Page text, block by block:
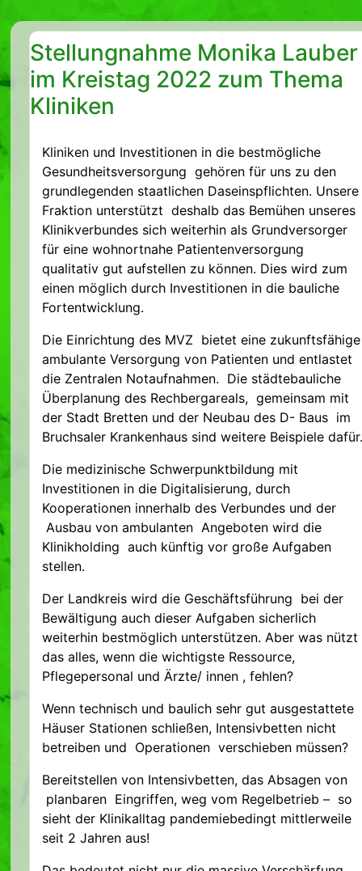
Stellungnahme Monika Lauber
im Kreistag 2022 zum Thema
Kliniken
Kliniken und Investitionen in die bestmögliche
Gesundheitsversorgung gehören für uns zu den
grundlegenden staatlichen Daseinspflichten. Unsere
Fraktion unterstützt deshalb das Bemühen unseres
Klinikverbundes sich weiterhin als Grundversorger
für eine wohnortnahe Patientenversorgung
qualitativ gut aufstellen zu können. Dies wird zum
einen möglich durch Investitionen in die bauliche
Fortentwicklung.
Die Einrichtung des MVZ bietet eine zukunftsfähige
ambulante Versorgung von Patienten und entlastet
die Zentralen Notaufnahmen. Die städtebauliche
Überplanung des Rechbergareals, gemeinsam mit
der Stadt Bretten und der Neubau des D- Baus im
Bruchsaler Krankenhaus sind weitere Beispiele dafür.
Die medizinische Schwerpunktbildung mit
Investitionen in die Digitalisierung, durch
Kooperationen innerhalb des Verbundes und der
Ausbau von ambulanten Angeboten wird die
Klinikholding auch künftig vor große Aufgaben
stellen.
Der Landkreis wird die Geschäftsführung bei der
Bewältigung auch dieser Aufgaben sicherlich
weiterhin bestmöglich unterstützen. Aber was nützt
das alles, wenn die wichtigste Ressource,
Pflegepersonal und Ärzte/ innen , fehlen?
Wenn technisch und baulich sehr gut ausgestattete
Häuser Stationen schließen, Intensivbetten nicht
betreiben und Operationen verschieben müssen?
Bereitstellen von Intensivbetten, das Absagen von
planbaren Eingriffen, weg vom Regelbetrieb – so
sieht der Klinikalltag pandemiebedingt mittlerweile
seit 2 Jahren aus!